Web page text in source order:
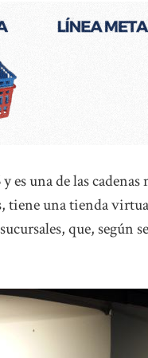
es una de las
tiene una tienda
que, según